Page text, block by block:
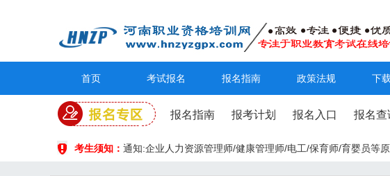
首页 考试报名 报名指南 政策法规 下
报名指南 报考计划 报名入口 报名查
考生须知： 通知:企业人力资源管理师/健康管理师/电工/保育师/育婴员等